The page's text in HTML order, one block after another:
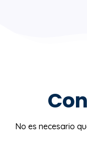
No es necesario